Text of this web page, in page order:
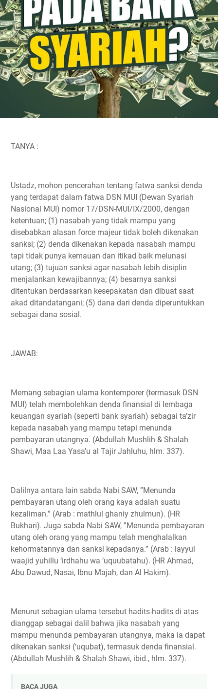
TANYA :
Ustadz, mohon pencerahan tentang fatwa sanksi denda
yang terdapat dalam fatwa DSN MUI (Dewan Syariah
Nasional MUI) nomor 17/DSN-MUI/IX/2000, dengan
ketentuan; (1) nasabah yang tidak mampu yang
disebabkan alasan force majeur tidak boleh dikenakan
sanksi; (2) denda dikenakan kepada nasabah mampu
tapi tidak punya kemauan dan itikad baik melunasi
utang; (3) tujuan sanksi agar nasabah lebih disiplin
menjalankan kewajibannya; (4) besarnya sanksi
ditentukan berdasarkan kesepakatan dan dibuat saat
akad ditandatangani; (5) dana dari denda diperuntukkan
sebagai dana sosial.
JAWAB:
Memang sebagian ulama kontemporer (termasuk DSN
MUI) telah membolehkan denda finansial di lembaga
keuangan syariah (seperti bank syariah) sebagai ta’zir
kepada nasabah yang mampu tetapi menunda
pembayaran utangnya. (Abdullah Mushlih & Shalah
Shawi, Maa Laa Yasa’u al Tajir Jahluhu, hlm. 337).
Dalilnya antara lain sabda Nabi SAW, ”Menunda
pembayaran utang oleh orang kaya adalah suatu
kezaliman.” (Arab : mathlul ghaniy zhulmun). (HR
Bukhari). Juga sabda Nabi SAW, ”Menunda pembayaran
utang oleh orang yang mampu telah menghalalkan
kehormatannya dan sanksi kepadanya.” (Arab : layyul
waajid yuhillu ‘irdhahu wa ‘uquubatahu). (HR Ahmad,
Abu Dawud, Nasai, Ibnu Majah, dan Al Hakim).
Menurut sebagian ulama tersebut hadits-hadits di atas
dianggap sebagai dalil bahwa jika nasabah yang
mampu menunda pembayaran utangnya, maka ia dapat
dikenakan sanksi (‘uqubat), termasuk denda finansial.
(Abdullah Mushlih & Shalah Shawi, ibid., hlm. 337).
BACA JUGA